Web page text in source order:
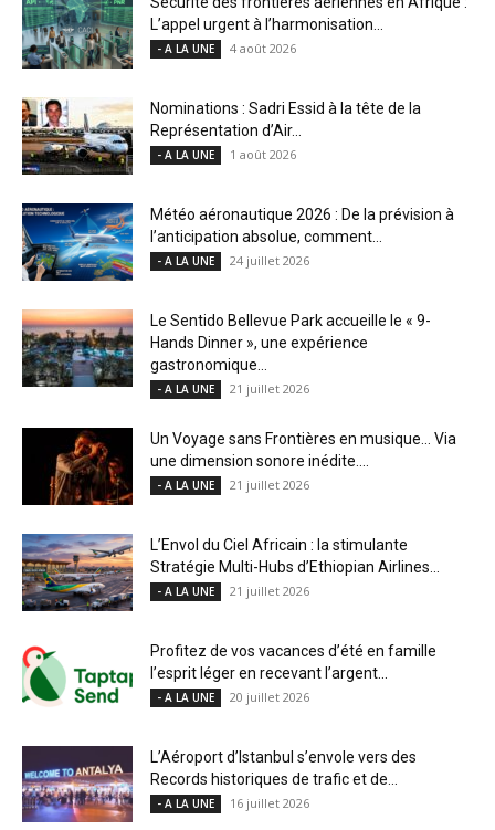
L’appel urgent à l’harmonisation...
- A LA UNE 4 août 2026
Nominations : Sadri Essid à la tête de la
Représentation d’Air...
- A LA UNE 1 août 2026
Météo aéronautique 2026 : De la prévision à
l’anticipation absolue, comment...
- A LA UNE 24 juillet 2026
Le Sentido Bellevue Park accueille le « 9-
Hands Dinner », une expérience
gastronomique...
- A LA UNE 21 juillet 2026
Un Voyage sans Frontières en musique… Via
une dimension sonore inédite....
- A LA UNE 21 juillet 2026
L’Envol du Ciel Africain : la stimulante
Stratégie Multi-Hubs d’Ethiopian Airlines...
- A LA UNE 21 juillet 2026
Profitez de vos vacances d’été en famille
l’esprit léger en recevant l’argent...
- A LA UNE 20 juillet 2026
L’Aéroport d’Istanbul s’envole vers des
Records historiques de trafic et de...
- A LA UNE 16 juillet 2026